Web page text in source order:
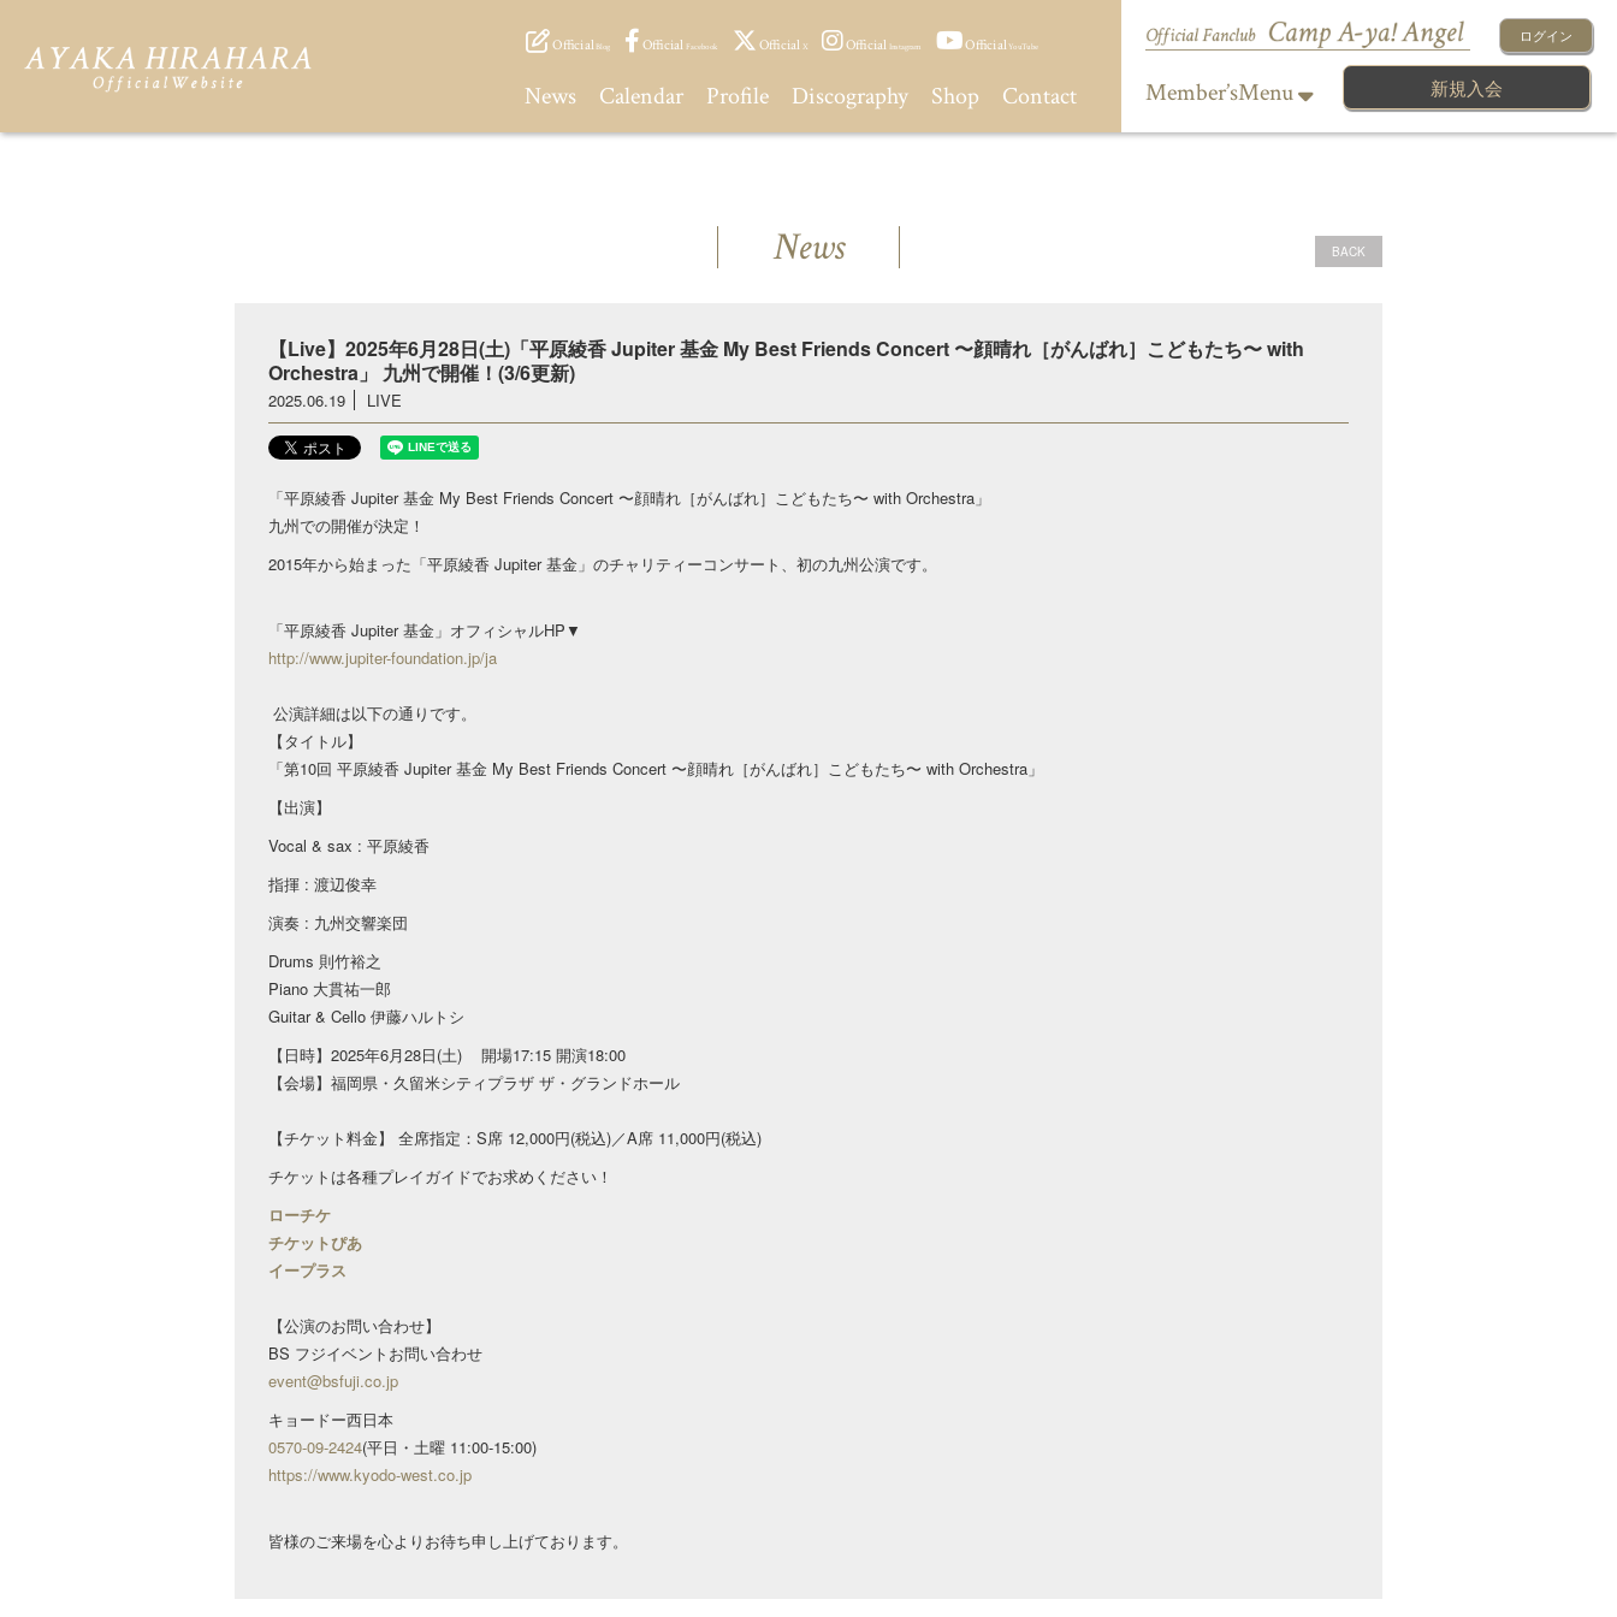
OfficialBlog Official Facebook Official X Official Instagram OfficialYouTube
News Calendar Profile Discography Shop Contact
ログイン
Member’sMenu 新規入会
News BACK
【Live】2025年6月28日(土)「平原綾香 Jupiter 基金 My Best Friends Concert 〜顔晴れ［がんばれ］こどもたち〜 with
Orchestra」 九州で開催！(3/6更新)
2025.06.19 LIVE
「平原綾香 Jupiter 基金 My Best Friends Concert 〜顔晴れ［がんばれ］こどもたち〜 with Orchestra」
九州での開催が決定！
2015年から始まった「平原綾香 Jupiter 基金」のチャリティーコンサート、初の九州公演です。
「平原綾香 Jupiter 基金」オフィシャルHP▼
http://www.jupiter-foundation.jp/ja
公演詳細は以下の通りです。
【タイトル】
「第10回 平原綾香 Jupiter 基金 My Best Friends Concert 〜顔晴れ［がんばれ］こどもたち〜 with Orchestra」
【出演】
Vocal & sax : 平原綾香
指揮 : 渡辺俊幸
演奏 : 九州交響楽団
Drums 則竹裕之
Piano 大貫祐一郎
Guitar & Cello 伊藤ハルトシ
【日時】2025年6月28日(土) 開場17:15 開演18:00
【会場】福岡県・久留米シティプラザ ザ・グランドホール
【チケット料金】 全席指定：S席 12,000円(税込)／A席 11,000円(税込)
チケットは各種プレイガイドでお求めください！
ローチケ
チケットぴあ
イープラス
【公演のお問い合わせ】
BS フジイベントお問い合わせ
event@bsfuji.co.jp
キョードー⻄日本
0570-09-2424(平日・土曜 11:00-15:00)
https://www.kyodo-west.co.jp
皆様のご来場を心よりお待ち申し上げております。